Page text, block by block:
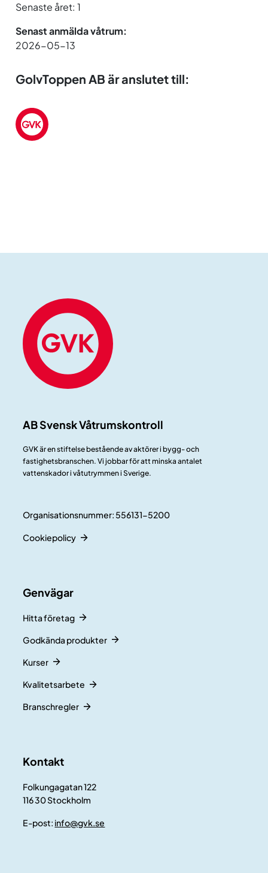
Senaste året: 1
Senast anmälda våtrum:
2026-05-13
GolvToppen AB är anslutet till:
AB Svensk Våtrumskontroll
GVK är en stiftelse bestående av aktörer i bygg- och
fastighetsbranschen. Vi jobbar för att minska antalet
vattenskador i våtutrymmen i Sverige.
Organisationsnummer: 556131-5200
Cookiepolicy
Genvägar
Hitta företag
Godkända produkter
Kurser
Kvalitetsarbete
Branschregler
Kontakt
Folkungagatan 122
116 30 Stockholm
E-post: info@gvk.se